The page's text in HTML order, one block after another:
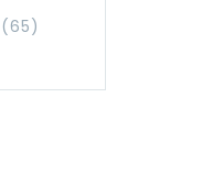
(65)